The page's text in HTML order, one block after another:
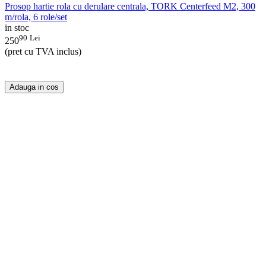
Prosop hartie rola cu derulare centrala, TORK Centerfeed M2, 300
m/rola, 6 role/set
in stoc
25090 Lei
(pret cu TVA inclus)
Adauga in cos